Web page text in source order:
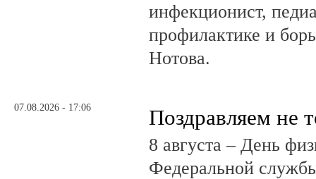
инфекционист,
профилактике и
Нотова.
07.08.2026 - 17:06 Поздравляем не
8 августа – День
Федеральной